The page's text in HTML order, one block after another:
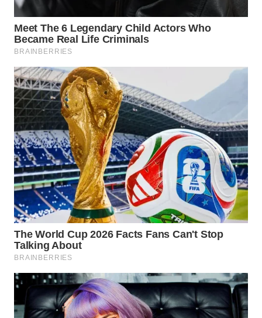
WN
INDRAMAYU
WN
KUNINGAN
WN
MAJALENGKA
WN
SUBANG
WN
SUKABUMI
WN
PURWAKARTA
PRIANGAN
TIMUR